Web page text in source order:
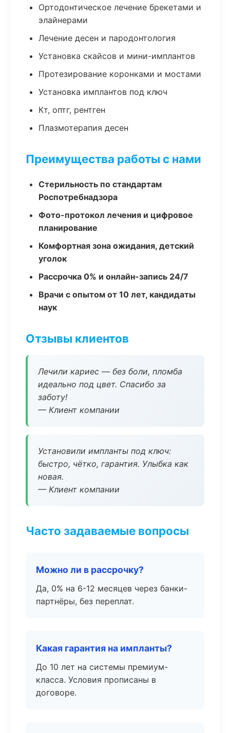
Ортодонтическое лечение брекетами и
элайнерами
Лечение десен и пародонтология
Установка скайсов и мини-имплантов
Протезирование коронками и мостами
Установка имплантов под ключ
Кт, оптг, рентген
Плазмотерапия десен
Преимущества работы с нами
Стерильность по стандартам
Роспотребнадзора
Фото-протокол лечения и цифровое
планирование
Комфортная зона ожидания, детский
уголок
Рассрочка 0% и онлайн-запись 24/7
Врачи с опытом от 10 лет, кандидаты
наук
Отзывы клиентов
Лечили кариес — без боли, пломба
идеально под цвет. Спасибо за
заботу!
— Клиент компании
Установили импланты под ключ:
быстро, чётко, гарантия. Улыбка как
новая.
— Клиент компании
Часто задаваемые вопросы
Можно ли в рассрочку?
Да, 0% на 6-12 месяцев через банки-
партнёры, без переплат.
Какая гарантия на импланты?
До 10 лет на системы премиум-
класса. Условия прописаны в
договоре.